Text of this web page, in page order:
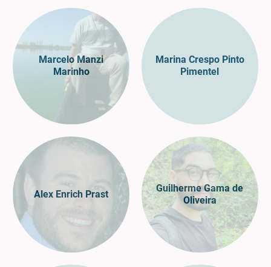
Marcelo Manzi
Marinho
Marina Crespo Pinto
Pimentel
Alex Enrich Prast
Guilherme Gama de
Oliveira